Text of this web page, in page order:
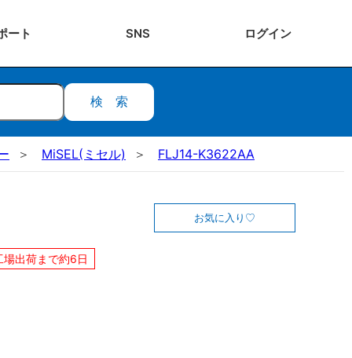
ート SNS ログイン
検索
MiSEL(ミセル) FLJ14-K3622AA
お気に入り
場出荷まで約6日